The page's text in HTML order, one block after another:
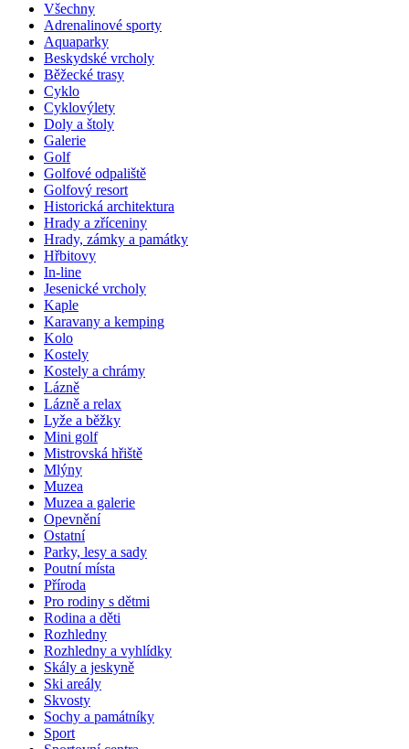
Všechny
Adrenalinové sporty
Aquaparky
Beskydské vrcholy
Běžecké trasy
Cyklo
Cyklovýlety
Doly a štoly
Galerie
Golf
Golfové odpaliště
Golfový resort
Historická architektura
Hrady a zříceniny
Hrady, zámky a památky
Hřbitovy
In-line
Jesenické vrcholy
Kaple
Karavany a kemping
Kolo
Kostely
Kostely a chrámy
Lázně
Lázně a relax
Lyže a běžky
Mini golf
Mistrovská hřiště
Mlýny
Muzea
Muzea a galerie
Opevnění
Ostatní
Parky, lesy a sady
Poutní místa
Příroda
Pro rodiny s dětmi
Rodina a děti
Rozhledny
Rozhledny a vyhlídky
Skály a jeskyně
Ski areály
Skvosty
Sochy a památníky
Sport